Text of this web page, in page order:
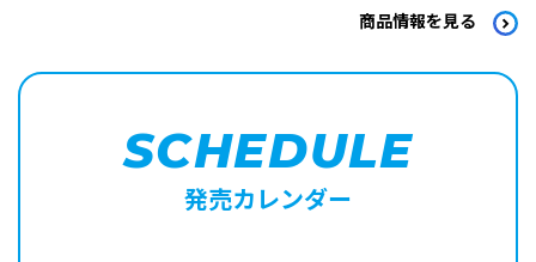
商品情報を見る
SCHEDULE
発売カレンダー